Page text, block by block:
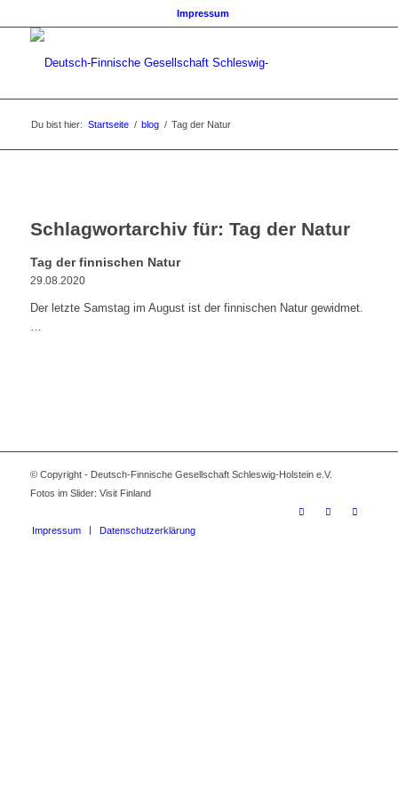
Impressum
Du bist hier: Startseite / blog / Tag der Natur
Schlagwortarchiv für: Tag der Natur
Tag der finnischen Natur
29.08.2020
Der letzte Samstag im August ist der finnischen Natur gewidmet.
…
© Copyright - Deutsch-Finnische Gesellschaft Schleswig-Holstein e.V.
Fotos im Slider: Visit Finland
Impressum Datenschutzerklärung